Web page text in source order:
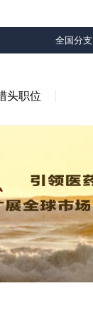
全国分支
头职位